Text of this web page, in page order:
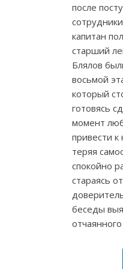
после
капитан
старший
Блялов
восьмой
который
готовясь
момент
привести
теряя
спокойно
стараясь
беседы